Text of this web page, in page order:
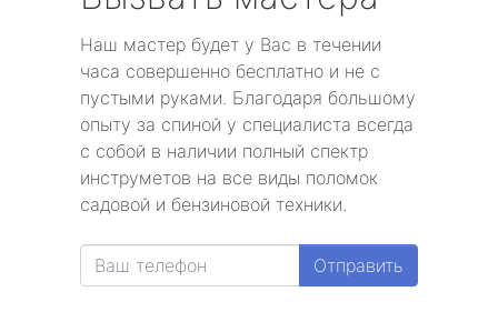
Наш мастер будет у Вас в течении
часа совершенно бесплатно и не с
пустыми руками. Благодаря большому
опыту за спиной у специалиста всегда
с собой в наличии полный спектр
инструметов на все виды поломок
садовой и бензиновой техники.
Отправить